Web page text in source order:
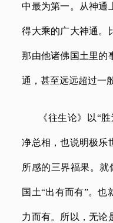
中最为第一。从神通
得大乘的广大神通。
那由他诸佛国土里的
通，甚至远远超过一
《往生论》以“
净总相，也说明极乐
所感的三界福果。就
国土“出有而有”。也
力而有。所以，无论